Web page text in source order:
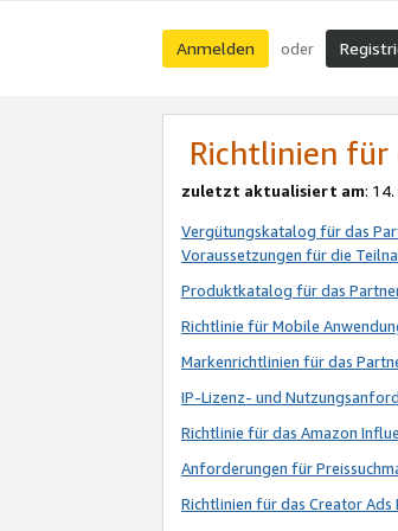
Anmelden oder
Richtlinien für
zuletzt aktualisiert am:
Vergütungskatalog für das
Voraussetzungen für die
Produktkatalog für das
Richtlinie für Mobile
Markenrichtlinien für das
IP-Lizenz- und
Richtlinie für das Amazon
Anforderungen für
Richtlinien für das Creator